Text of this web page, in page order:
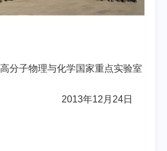
高分子物理与化学国家重点实验室
2013年12月 24日